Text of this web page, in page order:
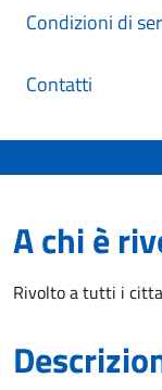
Condizioni di
Contatti
A chi è
Rivolto a tutti i